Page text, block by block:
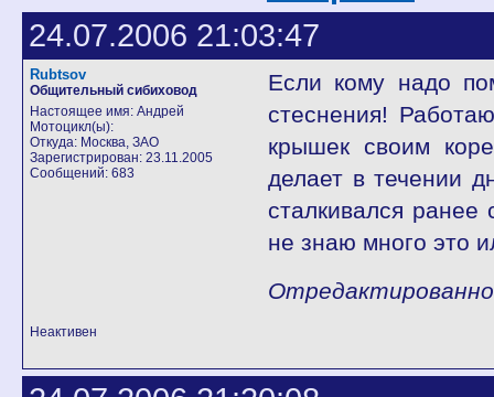
24.07.2006 21:03:47
Rubtsov
Общительный сибиховод
Настоящее имя: Андрей
Мотоцикл(ы):
Откуда: Москва, ЗАО
Зарегистрирован: 23.11.2005
Сообщений: 683
Если кому надо
стеснения!
крышек своим
делает в течении
сталкивался
не знаю много это
Неактивен